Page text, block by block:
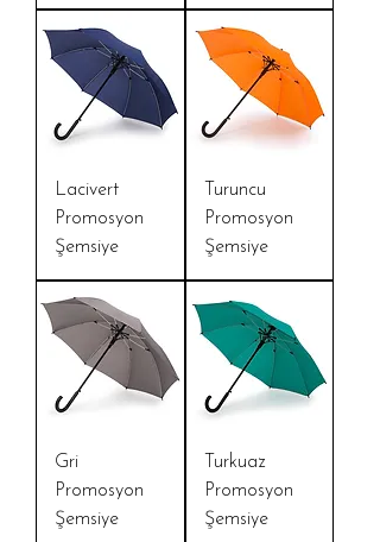
Lacivert
Promosyon
Şemsiye
Turuncu
Promosyon
Şemsiye
Gri
Promosyon
Şemsiye
Turkuaz
Promosyon
Şemsiye